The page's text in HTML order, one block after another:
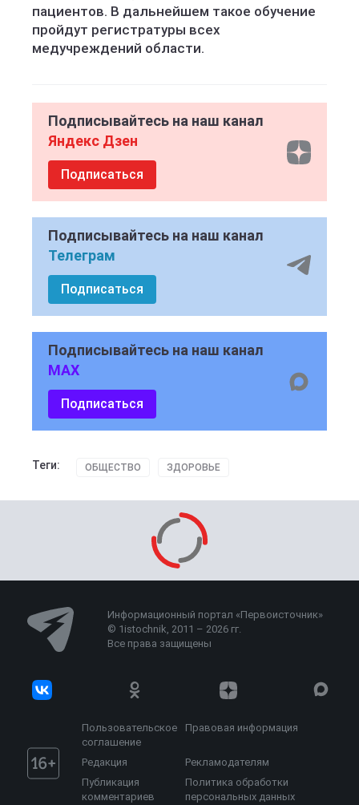
пациентов. В дальнейшем такое обучение
пройдут регистратуры всех
медучреждений области.
Подписывайтесь на наш канал
Яндекс Дзен
Подписаться
Подписывайтесь на наш канал
Телеграм
Подписаться
Подписывайтесь на наш канал
MAX
Подписаться
Теги: ОБЩЕСТВО ЗДОРОВЬЕ
Информационный портал «Первоисточник»
© 1istochnik, 2011 – 2026 гг.
Все права защищены
Пользовательское
соглашение
Правовая информация
Редакция
Рекламодателям
Публикация
комментариев
Политика обработки
персональных данных